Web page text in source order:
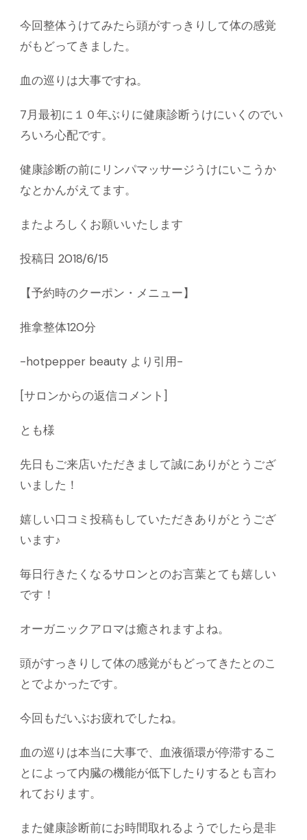
今回整体うけてみたら頭がすっきりして体の感覚
がもどってきました。
血の巡りは大事ですね。
7月最初に１０年ぶりに健康診断うけにいくのでい
ろいろ心配です。
健康診断の前にリンパマッサージうけにいこうか
なとかんがえてます。
またよろしくお願いいたします
投稿日 2018/6/15
【予約時のクーポン・メニュー】
推拿整体120分
-hotpepper beauty より引用-
[サロンからの返信コメント]
とも様
先日もご来店いただきまして誠にありがとうござ
いました！
嬉しい口コミ投稿もしていただきありがとうござ
います♪
毎日行きたくなるサロンとのお言葉とても嬉しい
です！
オーガニックアロマは癒されますよね。
頭がすっきりして体の感覚がもどってきたとのこ
とでよかったです。
今回もだいぶお疲れでしたね。
血の巡りは本当に大事で、血液循環が停滞するこ
とによって内臓の機能が低下したりするとも言わ
れております。
また健康診断前にお時間取れるようでしたら是非